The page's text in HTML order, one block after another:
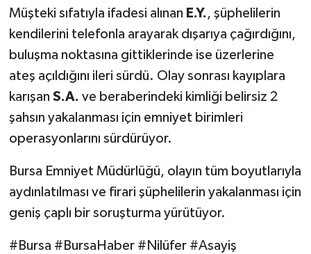
Müşteki sıfatıyla ifadesi alınan E.Y., şüphelilerin
kendilerini telefonla arayarak dışarıya çağırdığını,
buluşma noktasına gittiklerinde ise üzerlerine
ateş açıldığını ileri sürdü. Olay sonrası kayıplara
karışan S.A. ve beraberindeki kimliği belirsiz 2
şahsın yakalanması için emniyet birimleri
operasyonlarını sürdürüyor.
Bursa Emniyet Müdürlüğü, olayın tüm boyutlarıyla
aydınlatılması ve firari şüphelilerin yakalanması için
geniş çaplı bir soruşturma yürütüyor.
#Bursa #BursaHaber #Nilüfer #Asayiş